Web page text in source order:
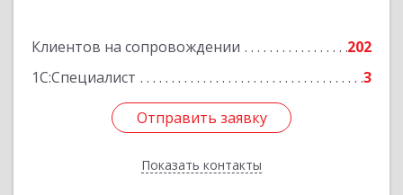
Клиентов на сопровождении
202
1С:Специалист
3
Отправить заявку
Показать контакты
Подробнее
Отправить заявку
Назад